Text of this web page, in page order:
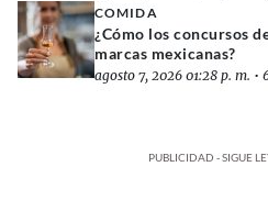
COMIDA
¿Cómo los concursos
marcas mexicanas?
agosto 7, 2026 01:28 p. m. •
PUBLICIDAD - SIGUE